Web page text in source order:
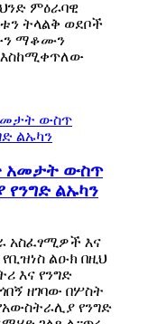
ምዕራባዊ
ትላልቅ ወደቦች
ማቆሙን
እስከሚቀጥለው
አመታት ውስጥ
ልኡካን
አስፈፃሚዎች እና
ልዑክ በዚህ
እና የንግድ
ዘገባው በሦስት
የንግድ